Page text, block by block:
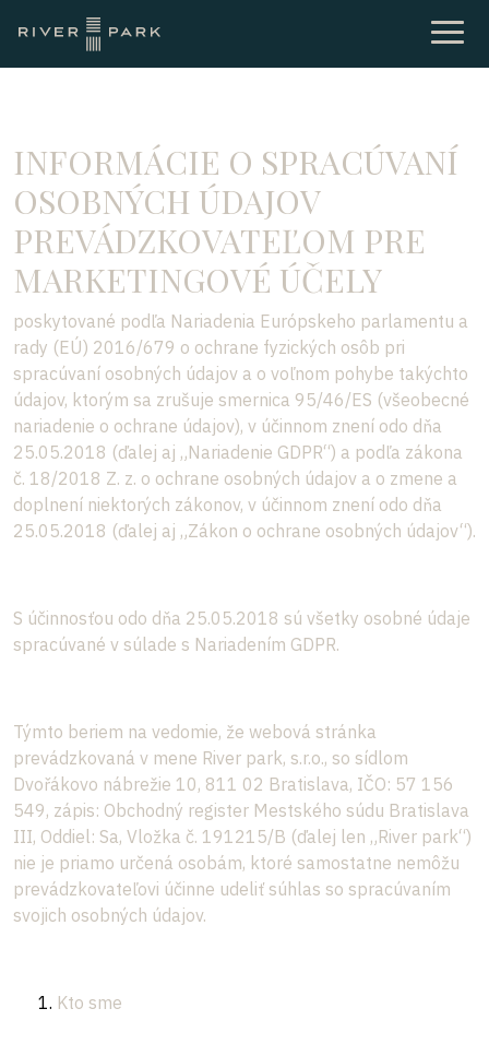
INFORMÁCIE O SPRACÚVANÍ
OSOBNÝCH ÚDAJOV
PREVÁDZKOVATEĽOM PRE
MARKETINGOVÉ ÚČELY
poskytované podľa Nariadenia Európskeho parlamentu a
rady (EÚ) 2016/679 o ochrane fyzických osôb pri
spracúvaní osobných údajov a o voľnom pohybe takýchto
údajov, ktorým sa zrušuje smernica 95/46/ES (všeobecné
nariadenie o ochrane údajov), v účinnom znení odo dňa
25.05.2018 (ďalej aj „Nariadenie GDPR“) a podľa zákona
č. 18/2018 Z. z. o ochrane osobných údajov a o zmene a
doplnení niektorých zákonov, v účinnom znení odo dňa
25.05.2018 (ďalej aj „Zákon o ochrane osobných údajov“).
S účinnosťou odo dňa 25.05.2018 sú všetky osobné údaje
spracúvané v súlade s Nariadením GDPR.
Týmto beriem na vedomie, že webová stránka
prevádzkovaná v mene River park, s.r.o., so sídlom
Dvořákovo nábrežie 10, 811 02 Bratislava, IČO: 57 156
549, zápis: Obchodný register Mestského súdu Bratislava
III, Oddiel: Sa, Vložka č. 191215/B (ďalej len „River park“)
nie je priamo určená osobám, ktoré samostatne nemôžu
prevádzkovateľovi účinne udeliť súhlas so spracúvaním
svojich osobných údajov.
Kto sme